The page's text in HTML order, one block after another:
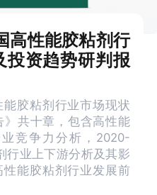
性能胶粘剂行
投资趋势研判报
能胶粘剂行业市场现状
共十章，包含高性能
竞争力分析，2020-
行业上下游分析及其影
能胶粘剂行业发展前